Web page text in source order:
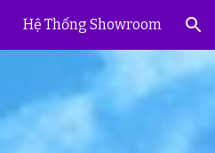
Hệ Thống Showroom